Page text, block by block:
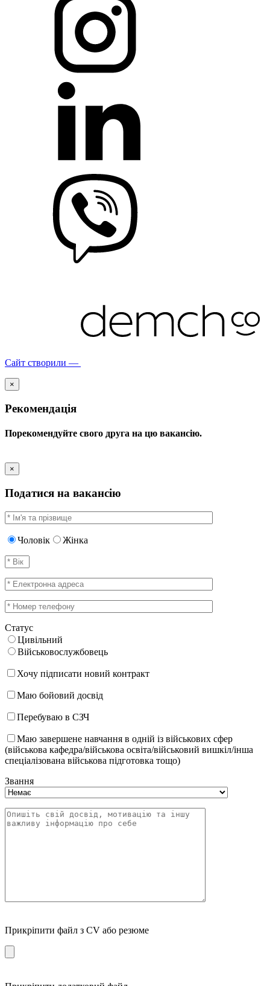
Сайт створили —
×
Рекомендація
Порекомендуйте свого друга на цю вакансію.
×
Податися на вакансію
Чоловік Жінка
Статус
Цивільний
Військовослужбовець
Хочу підписати новий контракт
Маю бойовий досвід
Перебуваю в СЗЧ
Маю завершене навчання в одній із військових сфер
(військова кафедра/військова освіта/військовий вишкіл/інша
спеціалізована військова підготовка тощо)
Звання
Прикріпити файл з CV або резюме